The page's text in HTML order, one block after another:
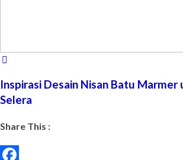
Inspirasi Desain Nisan Batu Marmer
Selera
Share This :